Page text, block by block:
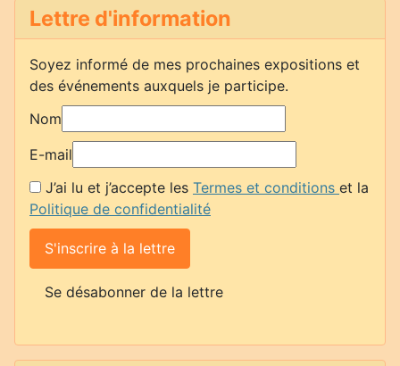
Lettre d'information
Soyez informé de mes prochaines expositions et
des événements auxquels je participe.
Nom
E-mail
J’ai lu et j’accepte les Termes et conditions et la
Politique de confidentialité
S'inscrire à la lettre
Se désabonner de la lettre